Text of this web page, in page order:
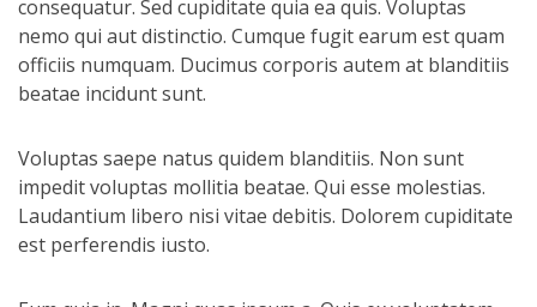
consequatur. Sed cupiditate quia ea quis. Voluptas
nemo qui aut distinctio. Cumque fugit earum est quam
officiis numquam. Ducimus corporis autem at blanditiis
beatae incidunt sunt.
Voluptas saepe natus quidem blanditiis. Non sunt
impedit voluptas mollitia beatae. Qui esse molestias.
Laudantium libero nisi vitae debitis. Dolorem cupiditate
est perferendis iusto.